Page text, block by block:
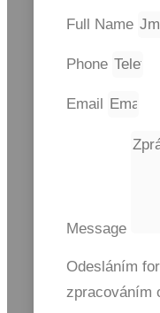
Full Name
Phone
Email
Message
Odesláním
zpracováním